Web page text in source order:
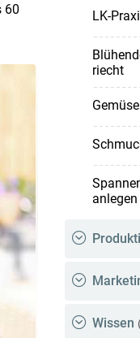
60
LK-
riecht
anlegen
Wissen